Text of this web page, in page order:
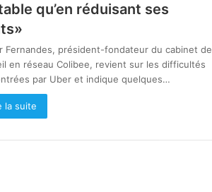
qu’en réduisant ses
Fernandes, président-fondateur du cabinet de
en réseau Colibee, revient sur les difficultés
par Uber et indique quelques…
la suite